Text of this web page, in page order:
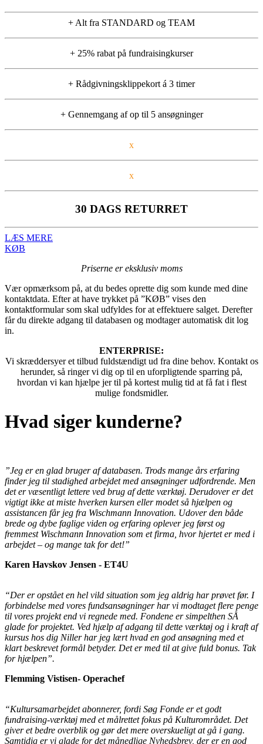
+ Alt fra STANDARD og TEAM
+ 25% rabat på fundraisingkurser
+ Rådgivningsklippekort á 3 timer
+ Gennemgang af op til 5 ansøgninger
x
x
30 DAGS RETURRET
LÆS MERE
KØB
Priserne er eksklusiv moms
Vær opmærksom på, at du bedes oprette dig som kunde med dine
kontaktdata. Efter at have trykket på ”KØB” vises den
kontaktformular som skal udfyldes for at effektuere salget. Derefter
får du direkte adgang til databasen og modtager automatisk dit log
in.
ENTERPRISE:
Vi skræddersyer et tilbud fuldstændigt ud fra dine behov. Kontakt os
herunder, så ringer vi dig op til en uforpligtende sparring på,
hvordan vi kan hjælpe jer til på kortest mulig tid at få fat i flest
mulige fondsmidler.
Hvad siger kunderne?
”Jeg er en glad bruger af databasen. Trods mange års erfaring
finder jeg til stadighed arbejdet med ansøgninger udfordrende. Men
det er væsentligt lettere ved brug af dette værktøj. Derudover er det
vigtigt ikke at miste hverken kursen eller modet så hjælpen og
assistancen får jeg fra Wischmann Innovation. Udover den både
brede og dybe faglige viden og erfaring oplever jeg først og
fremmest Wischmann Innovation som et firma, hvor hjertet er med i
arbejdet – og mange tak for det!”
Karen Havskov Jensen - ET4U
“Der er opstået en hel vild situation som jeg aldrig har prøvet før. I
forbindelse med vores fundsansøgninger har vi modtaget flere penge
til vores projekt end vi regnede med. Fondene er simpelthen SÅ
glade for projektet. Ved hjælp af adgang til dette værktøj og i kraft af
kursus hos dig Niller har jeg lært hvad en god ansøgning med et
klart beskrevet formål betyder. Det er med til at give fuld bonus. Tak
for hjælpen”.
Flemming Vistisen- Operachef
“Kultursamarbejdet abonnerer, fordi Søg Fonde er et godt
fundraising-værktøj med et målrettet fokus på Kulturområdet. Det
giver et bedre overblik og gør det mere overskueligt at gå i gang.
Samtidig er vi glade for det månedlige Nyhedsbrev, der er en god